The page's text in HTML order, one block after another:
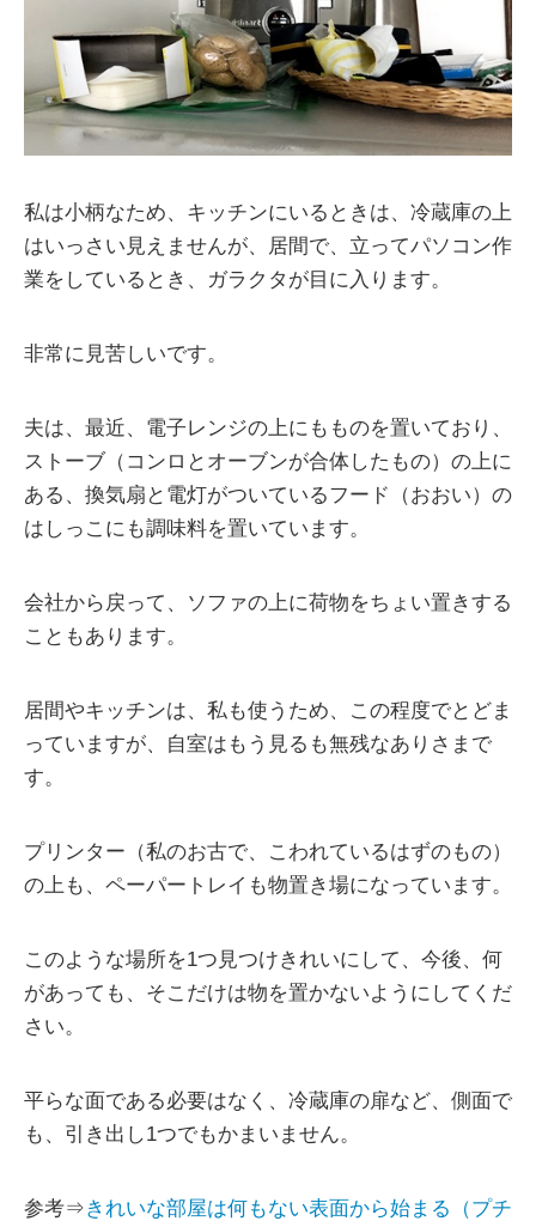
私は小柄なため、キッチンにいるときは、冷蔵庫の上
はいっさい見えませんが、居間で、立ってパソコン作
業をしているとき、ガラクタが目に入ります。
非常に見苦しいです。
夫は、最近、電子レンジの上にもものを置いており、
ストーブ（コンロとオーブンが合体したもの）の上に
ある、換気扇と電灯がついているフード（おおい）の
はしっこにも調味料を置いています。
会社から戻って、ソファの上に荷物をちょい置きする
こともあります。
居間やキッチンは、私も使うため、この程度でとどま
っていますが、自室はもう見るも無残なありさまで
す。
プリンター（私のお古で、こわれているはずのもの）
の上も、ペーパートレイも物置き場になっています。
このような場所を1つ見つけきれいにして、今後、何
があっても、そこだけは物を置かないようにしてくだ
さい。
平らな面である必要はなく、冷蔵庫の扉など、側面で
も、引き出し1つでもかまいません。
参考⇒きれいな部屋は何もない表面から始まる（プチ